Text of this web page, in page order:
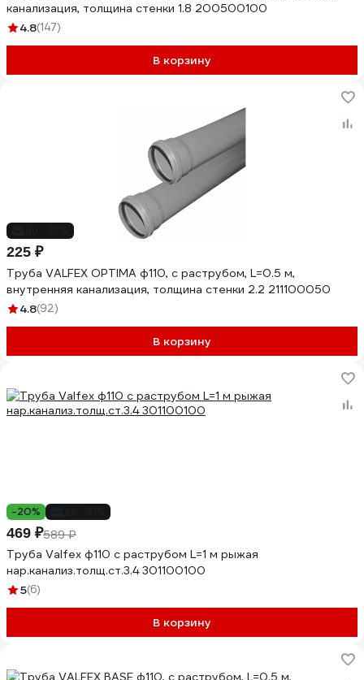
канализация, толщина стенки 1.8 200500100
4.8(147)
В корзину
225 ₽
Труба VALFEX OPTIMA ф110, с раструбом, L=0.5 м,
внутренняя канализация, толщина стенки 2.2 211100050
4.8(92)
В корзину
-20%
469 ₽589 ₽
Труба Valfex ф110 с раструбом L=1 м рыжая
нар.канализ.толщ.ст.3.4 301100100
5(6)
В корзину